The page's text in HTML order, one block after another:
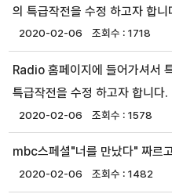
의 특급작전을 수정 하고자 합니
2020-02-06 1718
Radio 홈페이지에 들어가셔서
특급작전을 수정 하고자 합니다.
2020-02-06 1578
mbc스페셜"너를 만났다" 짜르
2020-02-06 1482